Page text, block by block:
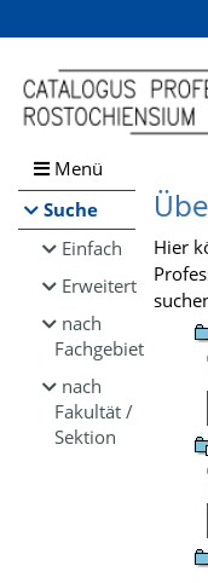
Browsen
direkt zum Inhalt
Menü
Suche
Einfach
Erweitert
nach
Fachgebiet
nach
Fakultät /
Sektion
Hier